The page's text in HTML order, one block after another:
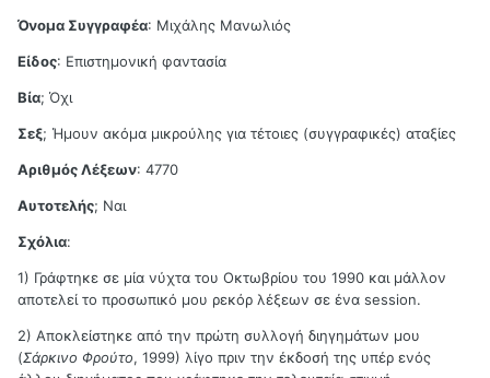
Όνομα Συγγραφέα: Μιχάλης Μανωλιός
Είδος: Επιστημονική φαντασία
Βία; Όχι
Σεξ; Ήμουν ακόμα μικρούλης για τέτοιες (συγγραφικές) αταξίες
Αριθμός Λέξεων: 4770
Αυτοτελής; Ναι
Σχόλια:
1) Γράφτηκε σε μία νύχτα του Οκτωβρίου του 1990 και μάλλον
αποτελεί το προσωπικό μου ρεκόρ λέξεων σε ένα session.
2) Αποκλείστηκε από την πρώτη συλλογή διηγημάτων μου
(Σάρκινο Φρούτο, 1999) λίγο πριν την έκδοσή της υπέρ ενός